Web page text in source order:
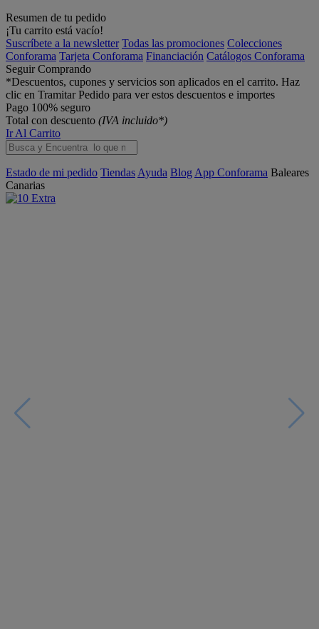
Resumen de tu pedido
¡Tu carrito está vacío!
Suscríbete a la newsletter Todas las promociones Colecciones
Conforama Tarjeta Conforama Financiación Catálogos Conforama
Seguir Comprando
*Descuentos, cupones y servicios son aplicados en el carrito. Haz
clic en Tramitar Pedido para ver estos descuentos e importes
Pago 100% seguro
Total con descuento (IVA incluido*)
Ir Al Carrito
Estado de mi pedido Tiendas Ayuda Blog App Conforama Baleares
Canarias